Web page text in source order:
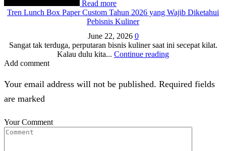
Read more
Tren Lunch Box Paper Custom Tahun 2026 yang Wajib Diketahui
Pebisnis Kuliner
June 22, 2026 0
Sangat tak terduga, perputaran bisnis kuliner saat ini secepat kilat.
Kalau dulu kita... Continue reading
Add comment
Your email address will not be published. Required fields
are marked
Your Comment